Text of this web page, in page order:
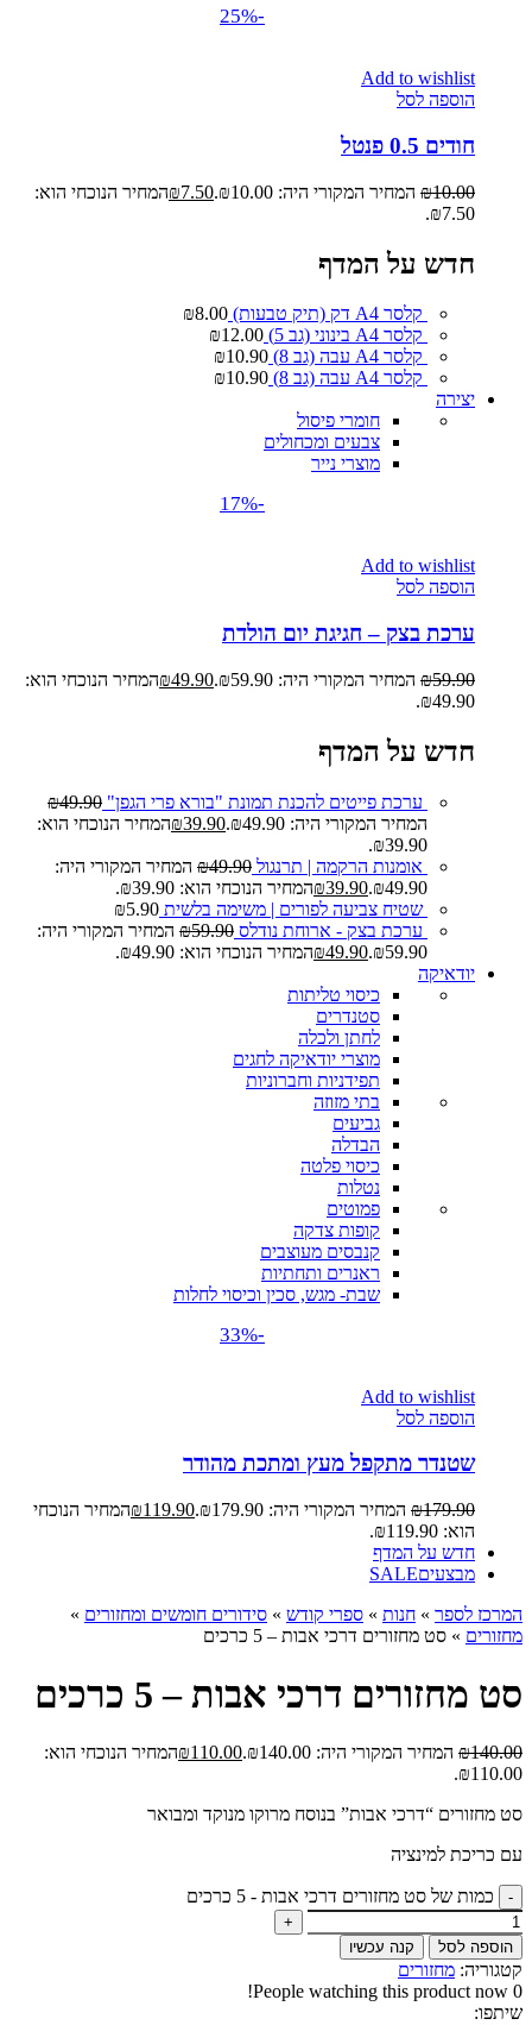
-25%
Add to wishlist
הוספה לסל
חודים 0.5 פנטל
₪10.00 המחיר המקורי היה: ₪10.00. ₪7.50
המחיר הנוכחי הוא:
₪7.50.
חדש על המדף
קלסר A4 דק (תיק טבעות) ₪8.00
קלסר A4 בינוני (גב 5)
₪12.00
קלסר A4 עבה (גב 8)
₪10.90
קלסר A4 עבה (גב 8)
₪10.90
יצירה
חומרי פיסול
צבעים ומכחולים
מוצרי נייר
-17%
Add to wishlist
הוספה לסל
ערכת בצק – חגיגת יום הולדת
₪59.90 המחיר המקורי היה: ₪59.90. ₪49.90
המחיר הנוכחי הוא:
₪49.90.
חדש על המדף
ערכת פייטים להכנת תמונת "בורא פרי הגפן" ₪49.90
המחיר המקורי היה: ₪49.90.
₪39.90
המחיר הנוכחי הוא:
₪39.90.
אומנות הרקמה | תרנגול
₪49.90
המחיר המקורי היה:
₪49.90.
₪39.90
המחיר הנוכחי הוא: ₪39.90.
שטיח צביעה לפורים | משימה בלשית
₪5.90
ערכת בצק - ארוחת נודלס
₪59.90
המחיר המקורי היה:
₪59.90.
₪49.90
המחיר הנוכחי הוא: ₪49.90.
יודאיקה
כיסוי טליתות
סטנדרים
לחתן ולכלה
מוצרי יודאיקה לחגים
תפידניות וחברוניות
בתי מזוזה
גביעים
הבדלה
כיסוי פלטה
נטלות
פמוטים
קופות צדקה
קנבסים מעוצבים
ראנרים ותחתיות
שבת- מגש, סכין וכיסוי לחלות
-33%
Add to wishlist
הוספה לסל
שטנדר מתקפל מעץ ומתכת מהודר
₪179.90 המחיר המקורי היה: ₪179.90. ₪119.90
המחיר הנוכחי
הוא: ₪119.90.
חדש על המדף
מבצעיםSALE
המרכז לספר » חנות » ספרי קודש » סידורים חומשים ומחזורים »
מחזורים » סט מחזורים דרכי אבות – 5 כרכים
סט מחזורים דרכי אבות – 5 כרכים
₪140.00 המחיר המקורי היה: ₪140.00. ₪110.00
המחיר הנוכחי הוא:
₪110.00.
סט מחזורים “דרכי אבות” בנוסח מרוקו מנוקד ומבואר
עם כריכת למינציה
כמות של סט מחזורים דרכי אבות - 5 כרכים
הוספה לסל קנה עכשיו
קטגוריה: מחזורים
0
People watching this product now!
שיתפו: